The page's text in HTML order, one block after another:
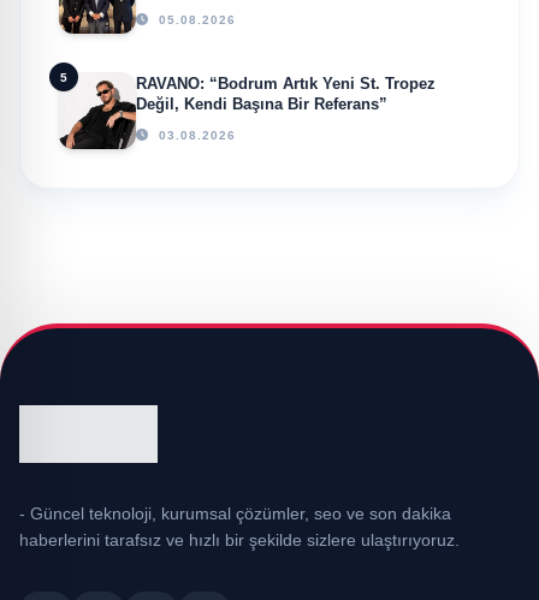
05.08.2026
5
RAVANO: “Bodrum Artık Yeni St. Tropez
Değil, Kendi Başına Bir Referans”
03.08.2026
- Güncel teknoloji, kurumsal çözümler, seo ve son dakika
haberlerini tarafsız ve hızlı bir şekilde sizlere ulaştırıyoruz.